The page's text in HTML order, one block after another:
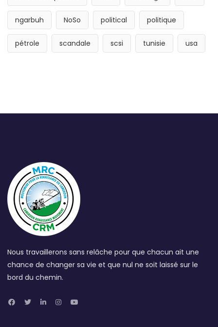
ngarbuh NoSo political politique
pétrole scandale scsi tunisie usa
Nous travaillerons sans relâche pour que chacun ait une
chance de changer sa vie et que nul ne soit laissé sur le
bord du chemin.